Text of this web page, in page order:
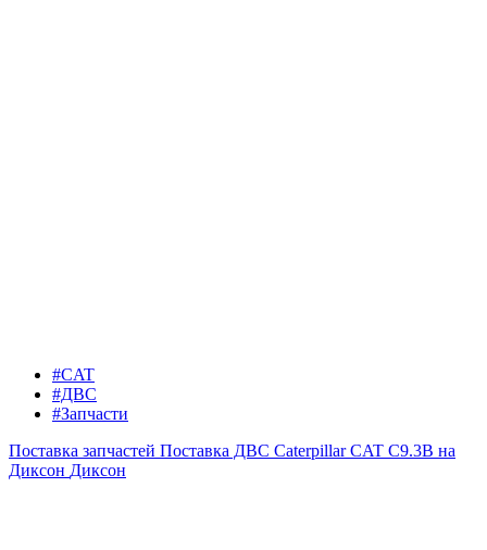
#CAT
#ДВС
#Запчасти
Поставка запчастей Поставка ДВС Caterpillar CAT C9.3B на
Диксон Диксон